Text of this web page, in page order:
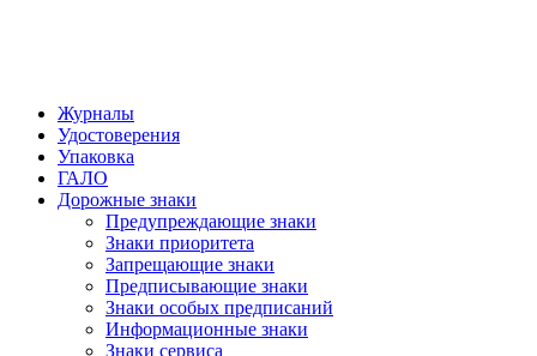
Журналы
Удостоверения
Упаковка
ГАЛО
Дорожные знаки
Предупреждающие знаки
Знаки приоритета
Запрещающие знаки
Предписывающие знаки
Знаки особых предписаний
Информационные знаки
Знаки сервиса